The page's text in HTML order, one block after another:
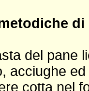
del pane
acciughe
cotta nel